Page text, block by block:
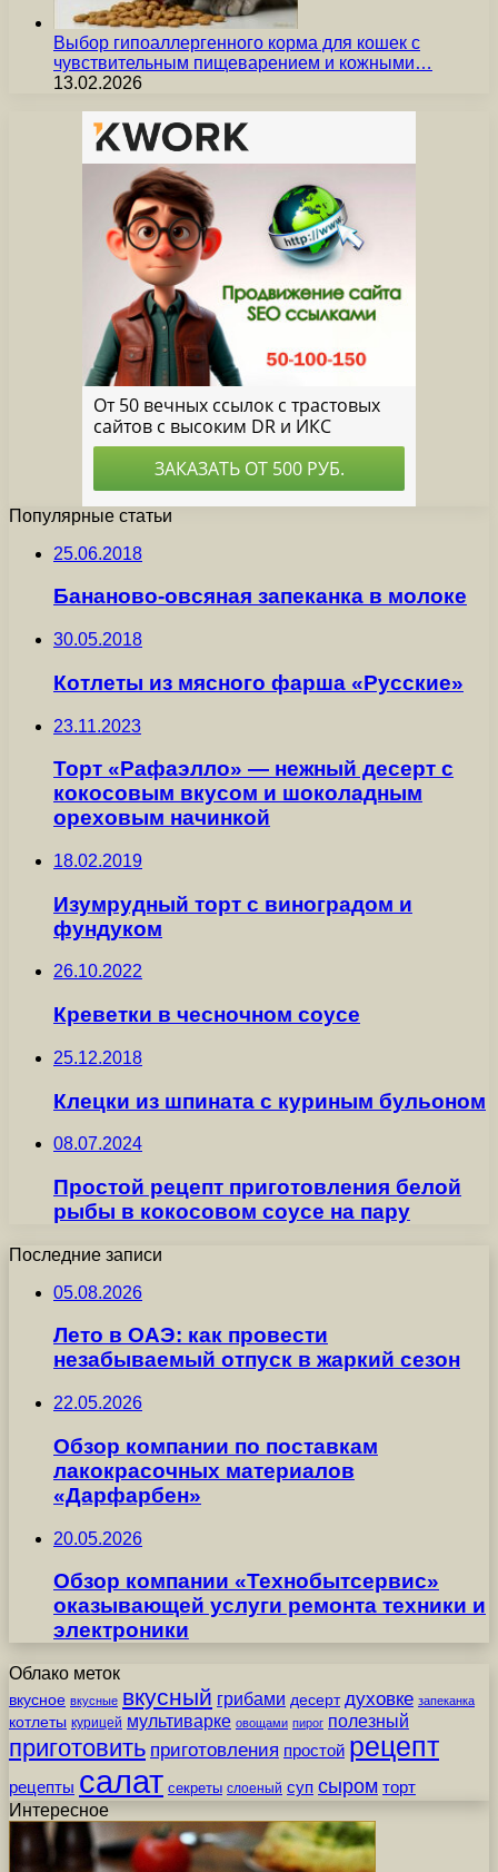
Выбор гипоаллергенного корма для кошек с
чувствительным пищеварением и кожными…
13.02.2026
Популярные статьи
25.06.2018
Бананово-овсяная запеканка в молоке
30.05.2018
Котлеты из мясного фарша «Русские»
23.11.2023
Торт «Рафаэлло» — нежный десерт с
кокосовым вкусом и шоколадным
ореховым начинкой
18.02.2019
Изумрудный торт с виноградом и
фундуком
26.10.2022
Креветки в чесночном соусе
25.12.2018
Клецки из шпината с куриным бульоном
08.07.2024
Простой рецепт приготовления белой
рыбы в кокосовом соусе на пару
Последние записи
05.08.2026
Лето в ОАЭ: как провести
незабываемый отпуск в жаркий сезон
22.05.2026
Обзор компании по поставкам
лакокрасочных материалов
«Дарфарбен»
20.05.2026
Обзор компании «Технобытсервис»
оказывающей услуги ремонта техники и
электроники
Облако меток
вкусное вкусные вкусный грибами десерт духовке запеканка
котлеты курицей мультиварке овощами пирог полезный
приготовить приготовления простой рецепт
рецепты салат секреты слоеный суп сыром торт
Интересное